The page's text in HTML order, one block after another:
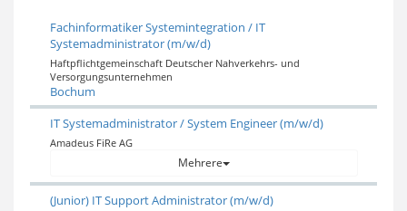
​​​​​​​Fachinformatiker Systemintegration / IT
Systemadministrator (m/w/d)
Haftpflichtgemeinschaft Deutscher Nahverkehrs- und
Versorgungsunternehmen
Bochum
IT Systemadministrator / System Engineer (m/w/d)
Amadeus FiRe AG
Mehrere
(Junior) IT Support Administrator (m/w/d)